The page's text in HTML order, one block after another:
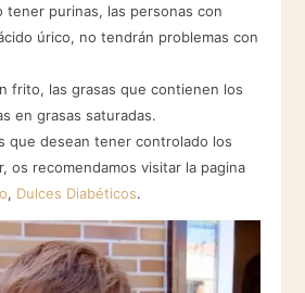
tener purinas, las personas con
úrico, no tendrán problemas con
frito, las grasas que contienen los
en grasas saturadas.
que desean tener controlado los
os recomendamos visitar la pagina
, Dulces Diabéticos.